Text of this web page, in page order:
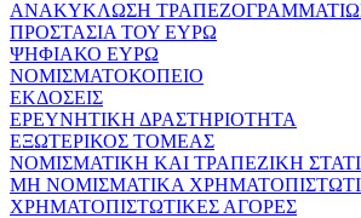
ΑΝΑΚΥΚΛΩΣΗ
ΠΡΟΣΤΑΣΙΑ ΤΟΥ ΕΥΡΩ
ΨΗΦΙΑΚΟ ΕΥΡΩ
ΝΟΜΙΣΜΑΤΟΚΟΠΕΙΟ
ΕΚΔΟΣΕΙΣ
ΕΡΕΥΝΗΤΙΚΗ ΔΡΑΣΤΗΡΙΟΤΗΤΑ
ΕΞΩΤΕΡΙΚΟΣ ΤΟΜΕΑΣ
ΝΟΜΙΣΜΑΤΙΚΗ ΚΑΙ ΤΡΑΠΕΖΙΚΗ
ΜΗ ΝΟΜΙΣΜΑΤΙΚΑ
ΧΡΗΜΑΤΟΠΙΣΤΩΤΙΚΕΣ ΑΓΟΡΕΣ